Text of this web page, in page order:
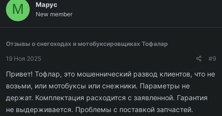
М Марус
New member
Отзывы о снегоходах и мотобуксировщиках Тофалар
19 Ноя 2025
#9
Привет! Тофлар, это мошеннический развод клиентов, что не
возьми, или мотобуксы или снежники. Параметры не
держат. Комплектация расходится с заявленной. Гарантия
не выдерживается. Проблемы с поставкой запчастей.